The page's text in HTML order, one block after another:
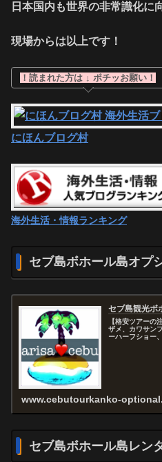
日本国内も世界の非常識化に
現場からは以上です！
！読まれた方は ↓ ポチッお願い！
にほんブログ村
海外生活・情報ランキング
セブ島ボホール島オプ
セブ島観光ボ
【格安ツアーの
ザメ、カワサン
ーハーフショー
www.cebutourkanko-
セブ島ボホール島レン